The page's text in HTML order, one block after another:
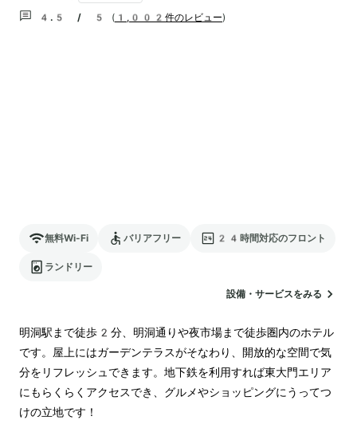
4.5 / 5 ( 1,002件のレビュー)
無料Wi-Fi バリアフリー 24時間対応のフロント
ランドリー
設備・サービスをみる
明洞駅まで徒歩2分、明洞通りや夜市場まで徒歩圏内のホテル
です。屋上にはガーデンテラスがそなわり、開放的な空間で気
分をリフレッシュできます。地下鉄を利用すれば東大門エリア
にもらくらくアクセスでき、グルメやショッピングにうってつ
けの立地です！